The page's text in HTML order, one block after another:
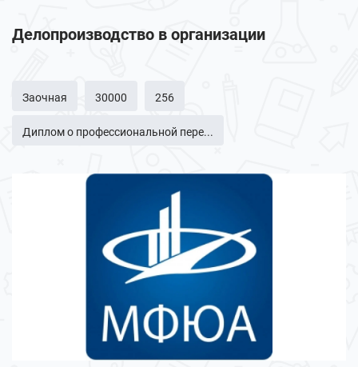
Делопроизводство в организации
Заочная 30000 256
Диплом о профессиональной пере...